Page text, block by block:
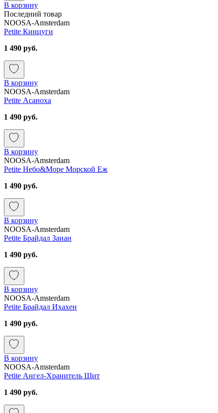
В корзину
Последний товар
NOOSA-Amsterdam
Petite Кинцуги
1 490 руб.
В корзину
NOOSA-Amsterdam
Petite Асаноха
1 490 руб.
В корзину
NOOSA-Amsterdam
Petite Небо&Море Морской Еж
1 490 руб.
В корзину
NOOSA-Amsterdam
Petite Брайдал Заиан
1 490 руб.
В корзину
NOOSA-Amsterdam
Petite Брайдал Ихахен
1 490 руб.
В корзину
NOOSA-Amsterdam
Petite Ангел-Хранитель Щит
1 490 руб.